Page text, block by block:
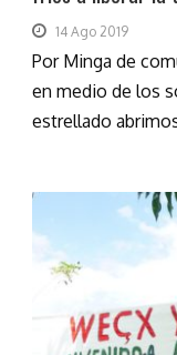
14 Ago 2019
Por Minga de
en medio de los
estrellado